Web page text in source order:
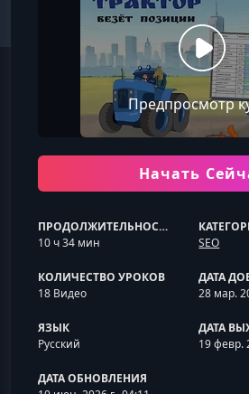
Предпросмотр
Начать
ПРОДОЛЖИТЕЛЬНОСТЬ
10 ч 34 мин
SEO
КОЛИЧЕСТВО УРОКОВ
18 Видео
ДАТА
28 мар.
ЯЗЫК
Русский
ДАТА
19 февр.
ДАТА ОБНОВЛЕНИЯ